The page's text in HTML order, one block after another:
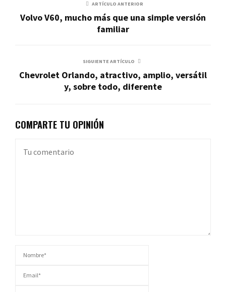
ARTÍCULO ANTERIOR
Volvo V60, mucho más que una simple versión
familiar
SIGUIENTE ARTÍCULO
Chevrolet Orlando, atractivo, amplio, versátil
y, sobre todo, diferente
COMPARTE TU OPINIÓN